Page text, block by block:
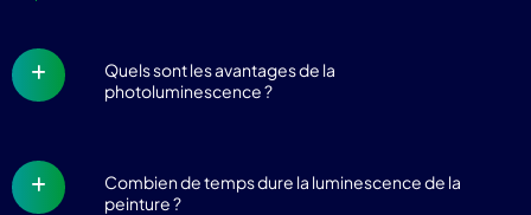
Quels sont les avantages de la
photoluminescence ?
Combien de temps dure la luminescence de la
peinture ?